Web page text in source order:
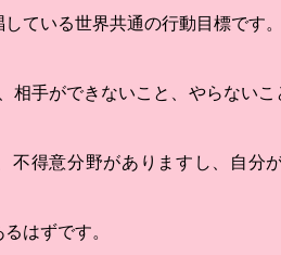
ている世界共通の行動目標です。
相手ができないこと、やらない
不得意分野がありますし、自分
はずです。